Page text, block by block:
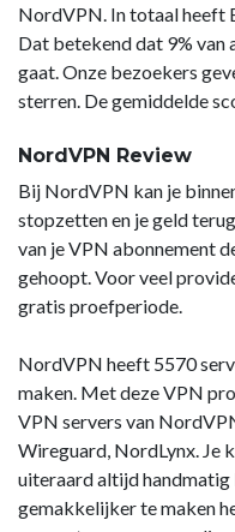
NordVPN. In totaal heeft
Dat betekend dat 9%
gaat. Onze bezoekers
sterren. De gemiddelde
NordVPN Review
Bij NordVPN kan je
stopzetten en je geld
van je VPN abonnement
gehoopt. Voor veel
gratis proefperiode.
NordVPN heeft 5570
maken. Met deze VPN
VPN servers van
Wireguard, NordLynx. Je
uiteraard altijd handmatig
gemakkelijker te maken